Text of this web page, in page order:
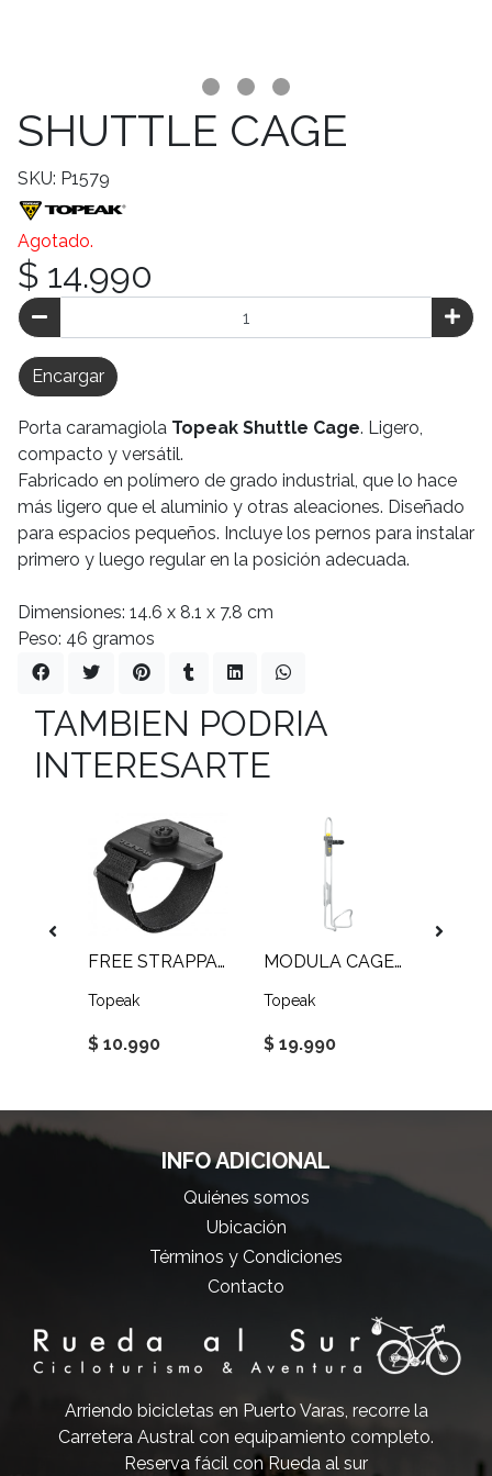
SHUTTLE CAGE
SKU: P1579
Agotado.
$ 14.990
Encargar
Porta caramagiola Topeak Shuttle Cage. Ligero,
compacto y versátil.
Fabricado en polímero de grado industrial, que lo hace
más ligero que el aluminio y otras aleaciones. Diseñado
para espacios pequeños. Incluye los pernos para instalar
primero y luego regular en la posición adecuada.
Dimensiones: 14.6 x 8.1 x 7.8 cm
Peso: 46 gramos
TAMBIEN PODRIA
INTERESARTE
FREE STRAPPACK
Topeak
$ 10.990
MODULA CAGE XL
Topeak
$ 19.990
INFO ADICIONAL
Quiénes somos
Ubicación
Términos y Condiciones
Contacto
Arriendo bicicletas en Puerto Varas, recorre la
Carretera Austral con equipamiento completo.
Reserva fácil con Rueda al sur